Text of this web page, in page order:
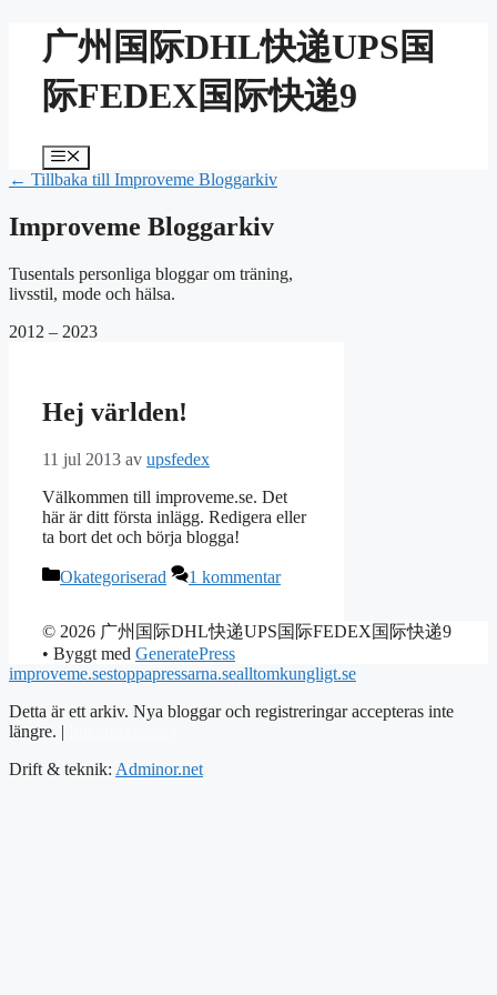
Hoppa广州国际DHL快递UPS国
际FEDEX国际快递9
Meny
← Tillbaka till Improveme Bloggarkiv
Improveme Bloggarkiv
Tusentals personliga bloggar om träning,
livsstil, mode och hälsa.
2012 – 2023
Hej världen!
11 jul 2013 av upsfedex
Välkommen till improveme.se. Det
här är ditt första inlägg. Redigera eller
ta bort det och börja blogga!
Kategorier
Okategoriserad 1 kommentar
© 2026 广州国际DHL快递UPS国际FEDEX国际快递9
• Byggt med GeneratePress
improveme.sestoppapressarna.sealltomkungligt.se
Detta är ett arkiv. Nya bloggar och registreringar accepteras inte
längre. |
Drift & teknik: Adminor.net